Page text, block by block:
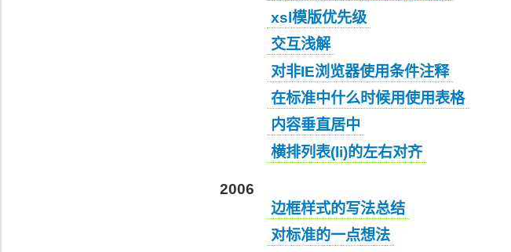
xsl模版优先级
交互浅解
对非IE浏览器使用条件注释
在标准中什么时候用使用表格
内容垂直居中
横排列表(li)的左右对齐
2006
边框样式的写法总结
对标准的一点想法